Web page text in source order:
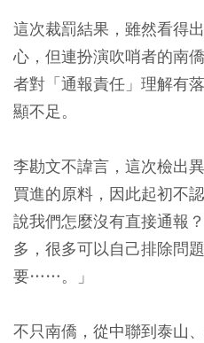
這次裁罰結果，雖然看得
心，但連扮演吹哨者的南
者對「通報責任」理解有
顯不足。
李勘文不諱言，這次檢出
買進的原料，因此起初不
說我們怎麼沒有直接通報
多，很多可以自己排除問
要……。」
不只南僑，從中聯到泰山